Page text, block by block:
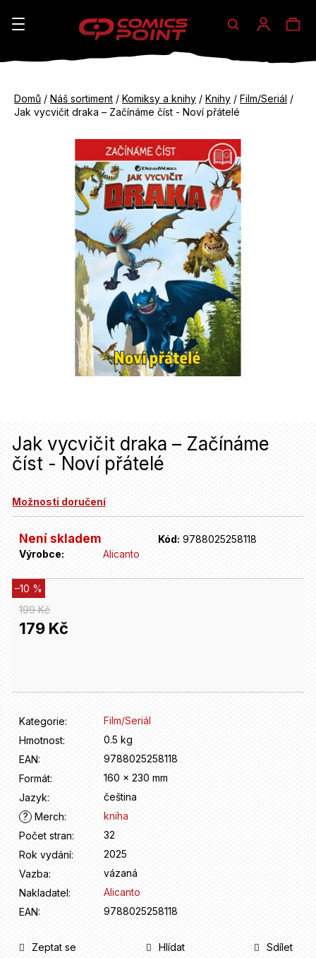
Hledat
Domů / Náš sortiment / Komiksy a knihy / Knihy / Film/Seriál /
Jak vycvičit draka – Začínáme číst - Noví přátelé
Jak vycvičit draka – Začínáme
číst - Noví přátelé
Možnosti doručení
Není skladem Kód: 9788025258118
Výrobce:
Alicanto
199 Kč
–10 %
179 Kč
Kategorie:
Film/Seriál
Hmotnost:
0.5 kg
EAN:
9788025258118
Formát:
160 x 230 mm
Jazyk:
čeština
? Merch:
kniha
Počet stran:
32
Rok vydání:
2025
Vazba:
vázaná
Nakladatel:
Alicanto
EAN: 9788025258118
Zeptat se Hlídat Sdílet
K
do
do
n
a
í
?
D
r
č
u
e
e